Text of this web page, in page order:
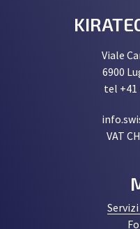
Viale
6900
tel +41
VAT